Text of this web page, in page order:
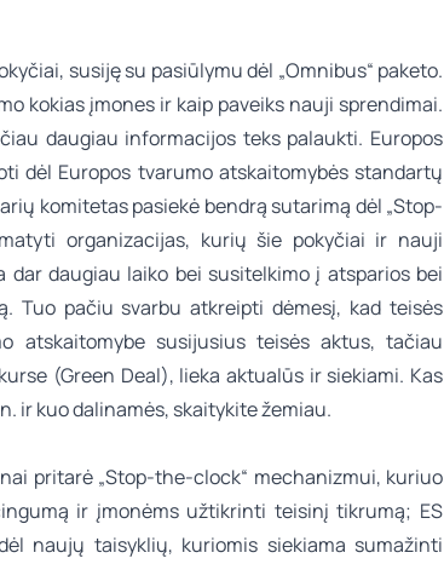
susiję su pasiūlymu dėl „Omnibus“ paketo.
kokias įmones ir kaip paveiks nauji sprendimai.
daugiau informacijos teks palaukti. Europos
dėl Europos tvarumo atskaitomybės standartų
komitetas pasiekė bendrą sutarimą dėl „Stop-
organizacijas, kurių šie pokyčiai ir nauji
dar daugiau laiko bei susitelkimo į atsparios bei
Tuo pačiu svarbu atkreipti dėmesį, kad teisės
atskaitomybe susijusius teisės aktus, tačiau
(Green Deal), lieka aktualūs ir siekiami. Kas
ir kuo dalinamės, skaitykite žemiau.
pritarė „Stop-the-clock“ mechanizmui, kuriuo
ir įmonėms užtikrinti teisinį tikrumą; ES
naujų taisyklių, kuriomis siekiama sumažinti